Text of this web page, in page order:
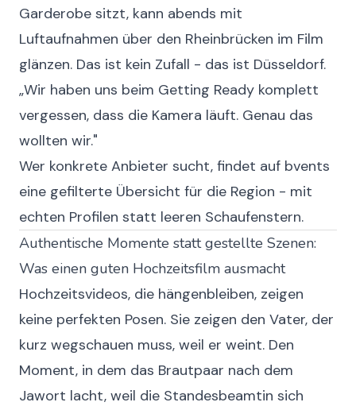
Garderobe sitzt, kann abends mit
Luftaufnahmen über den Rheinbrücken im Film
glänzen. Das ist kein Zufall - das ist Düsseldorf.
„Wir haben uns beim Getting Ready komplett
vergessen, dass die Kamera läuft. Genau das
wollten wir."
Wer konkrete Anbieter sucht, findet auf bvents
eine gefilterte Übersicht für die Region - mit
echten Profilen statt leeren Schaufenstern.
Authentische Momente statt gestellte Szenen:
Was einen guten Hochzeitsfilm ausmacht
Hochzeitsvideos, die hängenbleiben, zeigen
keine perfekten Posen. Sie zeigen den Vater, der
kurz wegschauen muss, weil er weint. Den
Moment, in dem das Brautpaar nach dem
Jawort lacht, weil die Standesbeamtin sich